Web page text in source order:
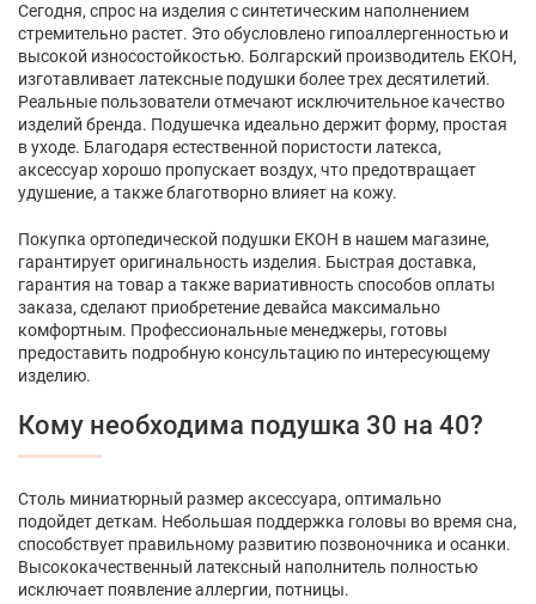
Сегодня, спрос на изделия с синтетическим наполнением
стремительно растет. Это обусловлено гипоаллергенностью и
высокой износостойкостью. Болгарский производитель ЕКОН,
изготавливает латексные подушки более трех десятилетий.
Реальные пользователи отмечают исключительное качество
изделий бренда. Подушечка идеально держит форму, простая
в уходе. Благодаря естественной пористости латекса,
аксессуар хорошо пропускает воздух, что предотвращает
удушение, а также благотворно влияет на кожу.
Покупка ортопедической подушки ЕКОН в нашем магазине,
гарантирует оригинальность изделия. Быстрая доставка,
гарантия на товар а также вариативность способов оплаты
заказа, сделают приобретение девайса максимально
комфортным. Профессиональные менеджеры, готовы
предоставить подробную консультацию по интересующему
изделию.
Кому необходима подушка 30 на 40?
Столь миниатюрный размер аксессуара, оптимально
подойдет деткам. Небольшая поддержка головы во время сна,
способствует правильному развитию позвоночника и осанки.
Высококачественный латексный наполнитель полностью
исключает появление аллергии, потницы.